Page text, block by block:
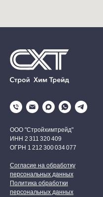
ООО "Стройхимтрейд"
ИНН 2 311 320 409
ОГРН 1 212 300 034 077
Согласие на обработку
персональных данных
Политика обработки
персональных данных